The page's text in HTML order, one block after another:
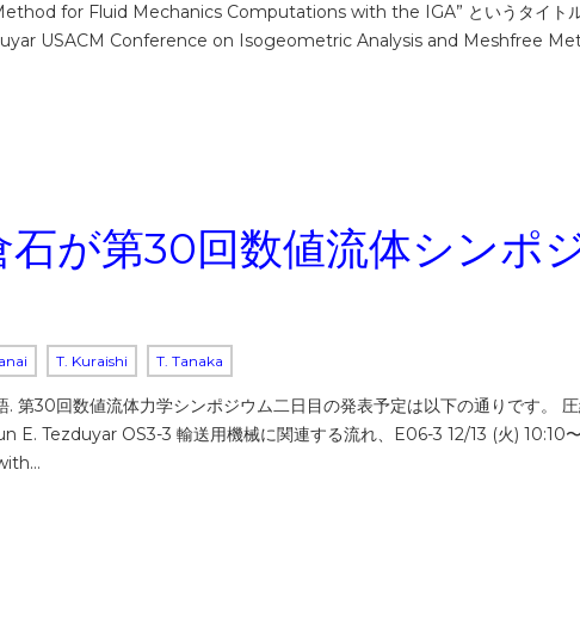
for Fluid Mechanics Computations with the IGA” というタイト
USACM Conference on Isogeometric Analysis and Meshfree
石が第30回数値流体シンポ
T. Kuraishi T. Tanaka
30回数値流体力学シンポジウム二日目の発表予定は以下の通りです。
E. Tezduyar OS3-3 輸送用機械に関連する流れ、E06-3 12/13 (火)